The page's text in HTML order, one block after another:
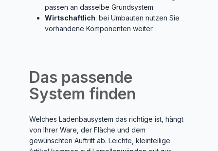
passen an dasselbe Grundsystem.
Wirtschaftlich: bei Umbauten nutzen Sie
vorhandene Komponenten weiter.
Das passende
System finden
Welches Ladenbausystem das richtige ist, hängt
von Ihrer Ware, der Fläche und dem
gewünschten Auftritt ab. Leichte, kleinteilige